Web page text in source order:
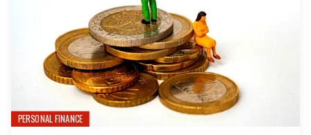
PERSONAL FINANCE